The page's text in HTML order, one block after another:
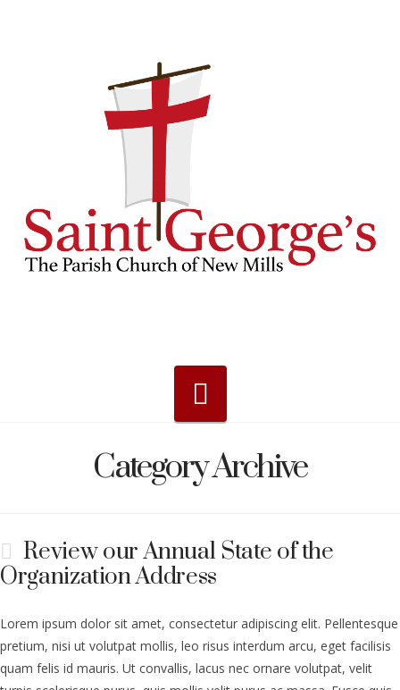
Category Archive
Review our Annual State of the
Organization Address
Lorem ipsum dolor sit amet, consectetur adipiscing elit. Pellentesque
pretium, nisi ut volutpat mollis, leo risus interdum arcu, eget facilisis
quam felis id mauris. Ut convallis, lacus nec ornare volutpat, velit